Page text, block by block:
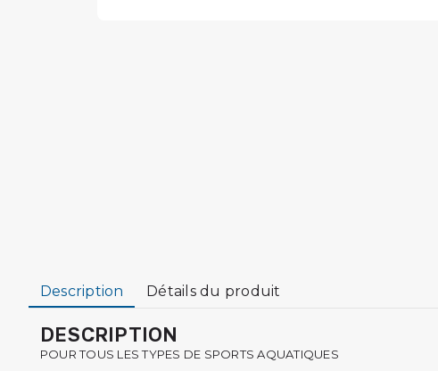
Description Détails du produit
DESCRIPTION
POUR TOUS LES TYPES DE SPORTS AQUATIQUES